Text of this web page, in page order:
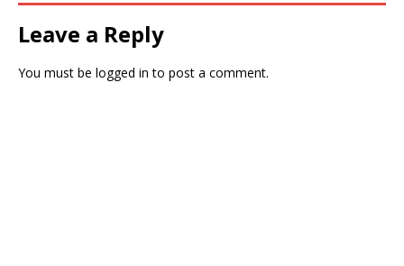
Leave a Reply
You must be logged in to post a comment.